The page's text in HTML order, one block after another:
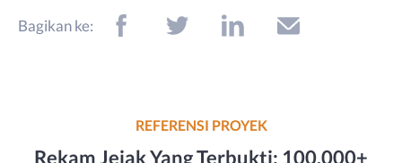
Bagikan ke:
REFERENSI PROYEK
Rekam Jejak Yang Terbukti: 100.000+